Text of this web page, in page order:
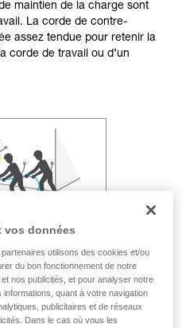
en toute sécurité, avant
de techniques
peut en exister d’autres
maintien de la charge sont
La corde de contre-
assez tendue pour retenir la
corde de travail ou d’un
vos données
utilisons des cookies et/ou
du bon fonctionnement de notre
nos publicités, et pour analyser notre
quant à votre navigation
publicitaires et de réseaux
Dans le cas où vous les